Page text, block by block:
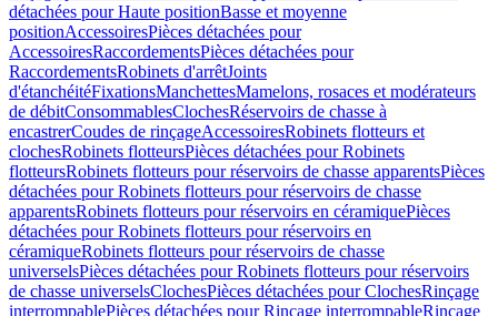
détachées pour Haute positionBasse et moyenne
positionAccessoiresPièces détachées pour
AccessoiresRaccordementsPièces détachées pour
RaccordementsRobinets d'arrêtJoints
d'étanchéitéFixationsManchettesMamelons, rosaces et modérateurs
de débitConsommablesClochesRéservoirs de chasse à
encastrerCoudes de rinçageAccessoiresRobinets flotteurs et
clochesRobinets flotteursPièces détachées pour Robinets
flotteursRobinets flotteurs pour réservoirs de chasse apparentsPièces
détachées pour Robinets flotteurs pour réservoirs de chasse
apparentsRobinets flotteurs pour réservoirs en céramiquePièces
détachées pour Robinets flotteurs pour réservoirs en
céramiqueRobinets flotteurs pour réservoirs de chasse
universelsPièces détachées pour Robinets flotteurs pour réservoirs
de chasse universelsClochesPièces détachées pour ClochesRinçage
interrompablePièces détachées pour Rinçage interrompableRinçage